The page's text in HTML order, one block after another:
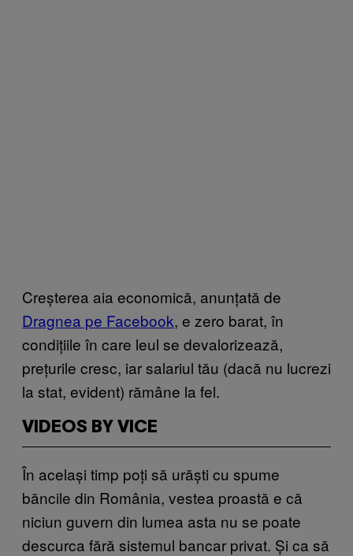
Creșterea aia economică, anunțată de
Dragnea pe Facebook, e zero barat, în
condițiile în care leul se devalorizează,
prețurile cresc, iar salariul tău (dacă nu lucrezi
la stat, evident) rămâne la fel.
VIDEOS BY VICE
În același timp poți să urăști cu spume
băncile din România, vestea proastă e că
niciun guvern din lumea asta nu se poate
descurca fără sistemul bancar privat. Și ca să